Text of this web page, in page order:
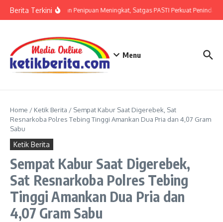
Berita TerkiniAncaman Penipuan Meningkat, Satgas PASTI Perkuat Penindakan
Menu
Home / Ketik Berita / Sempat Kabur Saat Digerebek, Sat
Resnarkoba Polres Tebing Tinggi Amankan Dua Pria dan 4,07 Gram
Sabu
Ketik Berita
Sempat Kabur Saat Digerebek,
Sat Resnarkoba Polres Tebing
Tinggi Amankan Dua Pria dan
4,07 Gram Sabu